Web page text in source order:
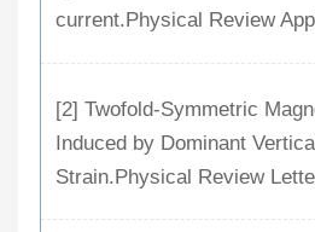
current.Physical Review
[2] Twofold-Symmetric
Induced by Dominant
Strain.Physical Review